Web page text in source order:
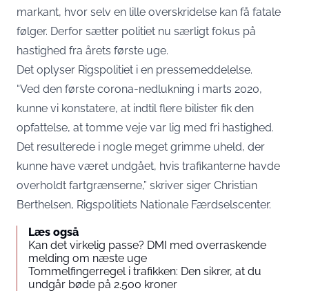
markant, hvor selv en lille overskridelse kan få fatale
følger. Derfor sætter politiet nu særligt fokus på
hastighed fra årets første uge.
Det oplyser Rigspolitiet i en pressemeddelelse.
“Ved den første corona-nedlukning i marts 2020,
kunne vi konstatere, at indtil flere bilister fik den
opfattelse, at tomme veje var lig med fri hastighed.
Det resulterede i nogle meget grimme uheld, der
kunne have været undgået, hvis trafikanterne havde
overholdt fartgrænserne,” skriver siger Christian
Berthelsen, Rigspolitiets Nationale Færdselscenter.
Læs også
Kan det virkelig passe? DMI med overraskende
melding om næste uge
Tommelfingerregel i trafikken: Den sikrer, at du
undgår bøde på 2.500 kroner